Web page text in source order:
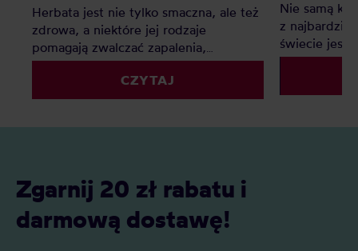
Herbata jest nie tylko smaczna, ale też
zdrowa, a niektóre jej rodzaje
pomagają zwalczać zapalenia,
poprawiają metabolizm i funkcje
mózgu. Jakie są najzdrowsze herbaty?
Ranking pozwoli Wam wybrać
CZYTAJ
Nie samą
z
świecie jest
Ten ranking
Zgarnij 20 zł rabatu i
darmową dostawę!